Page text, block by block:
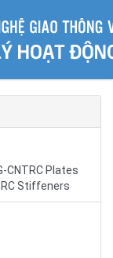
CNTRC Plates
Stiffeners